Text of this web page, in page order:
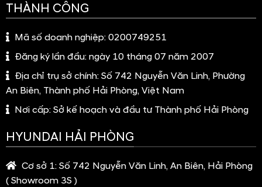
THÀNH CÔNG
Mã số doanh nghiệp: 0200749251
Đăng ký lần đầu: ngày 10 tháng 07 năm 2007
Địa chỉ trụ sở chính: Số 742 Nguyễn Văn Linh, Phường
An Biên, Thành phố Hải Phòng, Việt Nam
Nơi cấp: Sở kế hoạch và đầu tư Thành phố Hải Phòng
HYUNDAI HẢI PHÒNG
Cơ sở 1: Số 742 Nguyễn Văn Linh, An Biên, Hải Phòng
( Showroom 3S )